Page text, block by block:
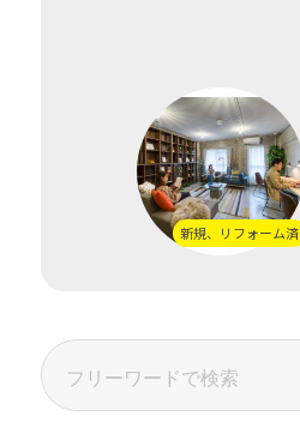
新規、リフォーム済